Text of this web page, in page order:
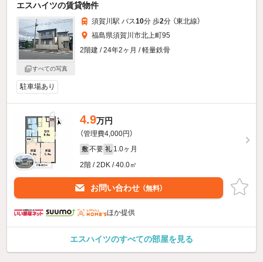
エスハイツの賃貸物件
すべての写真
須賀川駅 バス10分 歩2分 （東北線）
福島県須賀川市北上町95
2階建 / 24年2ヶ月 / 軽量鉄骨
駐車場あり
4.9万円
（管理費4,000円）
敷 不要 礼 1.0ヶ月
2階 / 2DK / 40.0㎡
お問い合わせ （無料）
ほか提供
エスハイツのすべての部屋を見る